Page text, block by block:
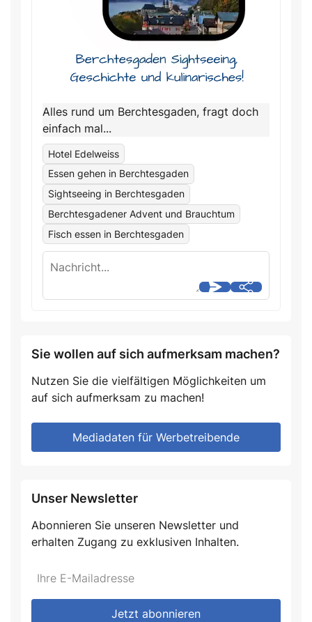
Alles rund um Berchtesgaden, fragt doch
einfach mal...
Hotel Edelweiss
Essen gehen in Berchtesgaden
Sightseeing in Berchtesgaden
Berchtesgadener Advent und Brauchtum
Fisch essen in Berchtesgaden
Sie wollen auf sich aufmerksam machen?
Nutzen Sie die vielfältigen Möglichkeiten um
auf sich aufmerksam zu machen!
Mediadaten für Werbetreibende
Unser Newsletter
Abonnieren Sie unseren Newsletter und
erhalten Zugang zu exklusiven Inhalten.
Do
fill
*Ihre
Mailadresse:
Jetzt abonnieren